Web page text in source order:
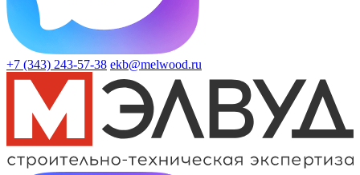
+7 (343) 243-57-38 ekb@melwood.ru